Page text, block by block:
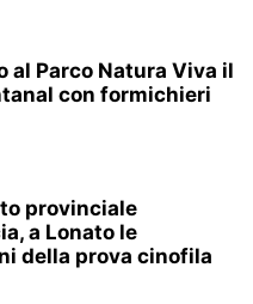
al Parco Natura Viva il
con formichieri
provinciale
a Lonato le
della prova cinofila